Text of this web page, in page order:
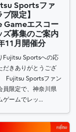
Sportsファ
ブ限定】
Gameエスコー
ズ募集のご案内
11月開催分
Fujitsu Sportsへの応
だきありがとうござ
Fujitsu Sportsファン
員限定で、神奈川県
ゲームでレッ…